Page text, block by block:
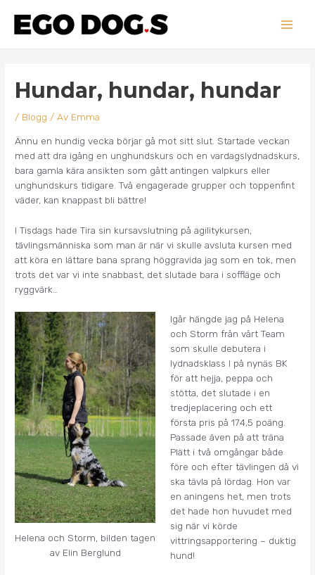
innehåll
Hundar, hundar, hundar
/ Blogg / Av Emma
Ännu en hundig vecka börjar gå mot sitt slut. Startade veckan
med att dra igång en unghundskurs och en vardagslydnadskurs,
bara gamla kära ansikten som gått antingen valpkurs eller
unghundskurs tidigare. Två engagerade grupper och toppenfint
väder, kan knappast bli bättre!
I Tisdags hade Tira sin kursavslutning på agilitykursen,
tävlingsmänniska som man är när vi skulle avsluta kursen med
att köra en lättare bana sprang höggravida jag som en tok, men
trots det var vi inte snabbast, det slutade bara i soffläge och
ryggvärk…
Helena och Storm, bilden tagen
av Elin Berglund
Igår hängde jag på Helena
och Storm från vårt Team
som skulle debutera i
lydnadsklass I på nynäs BK
för att hejja, peppa och
stötta, det slutade i en
tredjeplacering och ett
första pris på 174,5 poäng.
Passade även på att träna
Plätt i två omgångar både
före och efter tävlingen då vi
ska tävla på lördag. Hon var
en aningens het, men trots
det hade hon huvudet med
sig när vi körde
vittringsapportering – duktig
hund!